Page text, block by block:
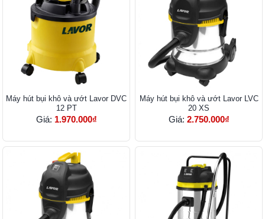
Máy hút bụi khô và ướt Lavor DVC
12 PT
Giá: 1.970.000₫
Máy hút bụi khô và ướt Lavor LVC
20 XS
Giá: 2.750.000₫